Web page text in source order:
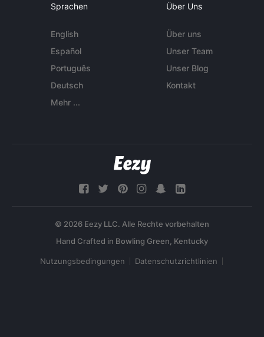
Sprachen
English
Español
Português
Deutsch
Mehr ...
Über Uns
Über uns
Unser Team
Unser Blog
Kontakt
© 2026 Eezy LLC. Alle Rechte vorbehalten
Nutzungsbedingungen Datenschutzrichtlinien